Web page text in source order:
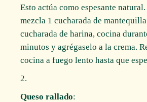
Esto actúa como espesante
mezcla 1 cucharada de
cucharada de harina, cocina
minutos y agrégaselo a la crema.
cocina a fuego lento hasta que
Queso rallado: